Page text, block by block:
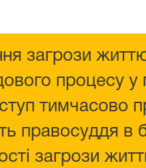
загрози
процесу у
тимчасово
правосуддя в
загрози